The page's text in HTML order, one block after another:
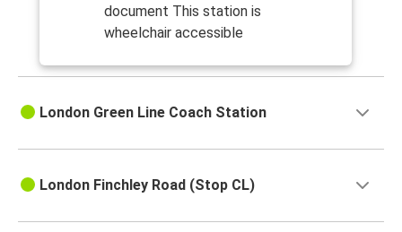
document This station is
wheelchair accessible
London Green Line Coach Station
London Finchley Road (Stop CL)